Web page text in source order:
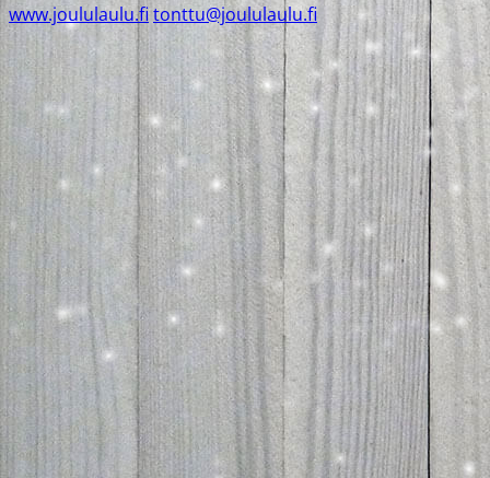
www.joululaulu.fitonttu@joululaulu.fi